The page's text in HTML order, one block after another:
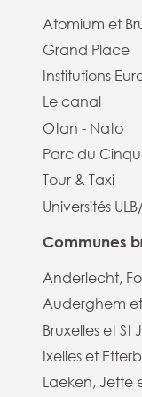
Atomium et
Grand Place
Institutions
Le canal
Otan - Nato
Parc du
Tour & Taxi
Universités
Communes
Anderlecht,
Auderghem
Bruxelles et St
Ixelles et
Laeken, Jette